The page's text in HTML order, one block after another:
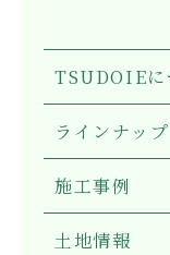
TSUDOIEに
ラインナップ
施工事例
土地情報